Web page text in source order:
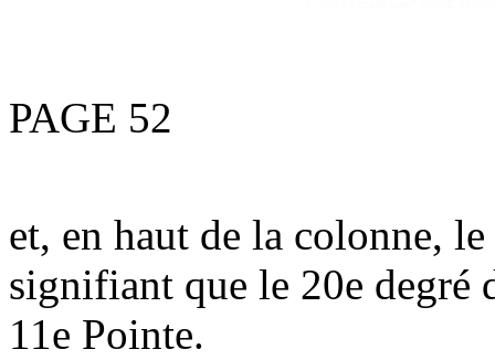
PAGE 52
et, en haut de la colonne,
signifiant que le 20e degré
11e Pointe.